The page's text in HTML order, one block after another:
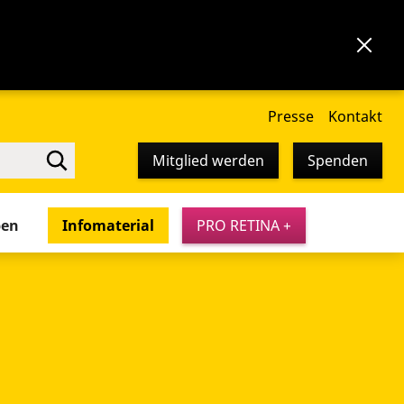
Presse Kontakt
Mitglied werden Spenden
Infomaterial PRO RETINA +